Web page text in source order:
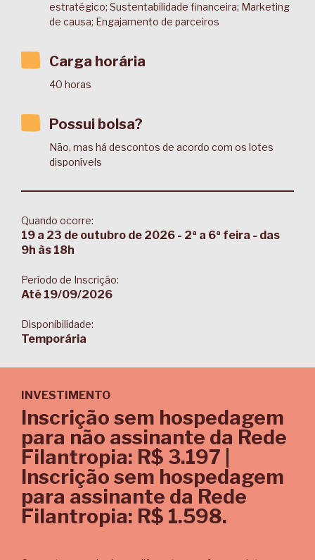
estratégico; Sustentabilidade financeira; Marketing
de causa; Engajamento de parceiros
Carga horária
40 horas
Possui bolsa?
Não, mas há descontos de acordo com os lotes
disponívels
Quando ocorre:
19 a 23 de outubro de 2026 - 2ª a 6ª feira - das
9h às 18h
Período de Inscrição:
Até 19/09/2026
Disponibilidade:
Temporária
INVESTIMENTO
Inscrição sem hospedagem
para não assinante da Rede
Filantropia: R$ 3.197 |
Inscrição sem hospedagem
para assinante da Rede
Filantropia: R$ 1.598.